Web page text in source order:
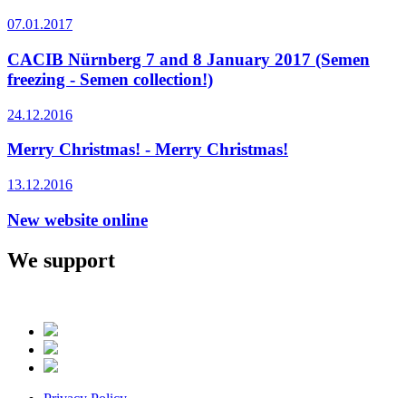
07.01.2017
CACIB Nürnberg 7 and 8 January 2017 (Semen
freezing - Semen collection!)
24.12.2016
Merry Christmas! - Merry Christmas!
13.12.2016
New website online
We support